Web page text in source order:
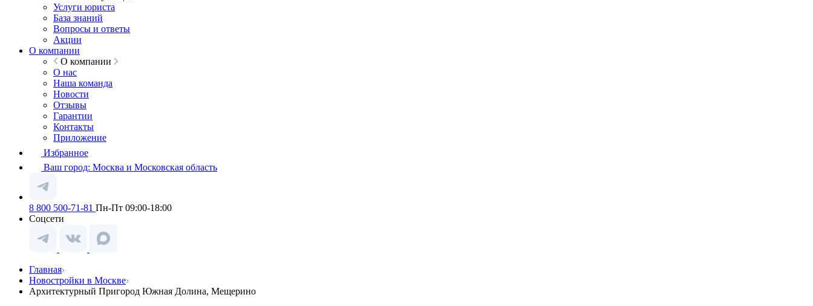
Услуги юриста
База знаний
Вопросы и ответы
Акции
О компании
О компании
О нас
Наша команда
Новости
Отзывы
Гарантии
Контакты
Приложение
Избранное
Ваш город: Москва и Московская область
8 800 500-71-81 Пн-Пт 09:00-18:00
Соцсети
Главная
Новостройки в Москве
Архитектурный Пригород Южная Долина, Мещерино